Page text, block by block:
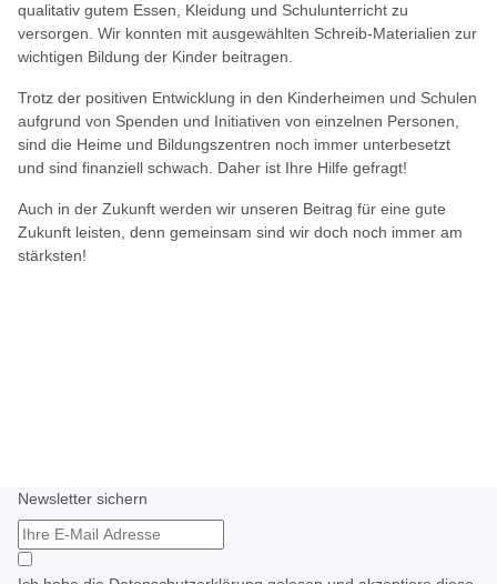
qualitativ gutem Essen, Kleidung und Schulunterricht zu
versorgen. Wir konnten mit ausgewählten Schreib-Materialien zur
wichtigen Bildung der Kinder beitragen.
Trotz der positiven Entwicklung in den Kinderheimen und Schulen
aufgrund von Spenden und Initiativen von einzelnen Personen,
sind die Heime und Bildungszentren noch immer unterbesetzt
und sind finanziell schwach. Daher ist Ihre Hilfe gefragt!
Auch in der Zukunft werden wir unseren Beitrag für eine gute
Zukunft leisten, denn gemeinsam sind wir doch noch immer am
stärksten!
Newsletter sichern